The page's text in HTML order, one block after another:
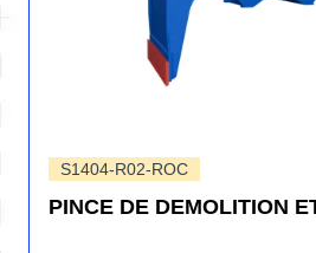
S1404-R02-ROC
PINCE DE DEMOLITION